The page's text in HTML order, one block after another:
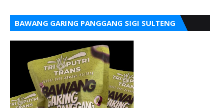
BAWANG GARING PANGGANG SIGI SULTENG